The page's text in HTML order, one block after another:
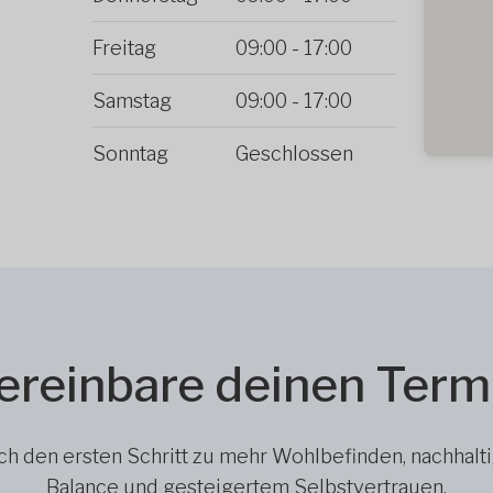
Freitag 09:00 - 17:00
Samstag 09:00 - 17:00
Sonntag Geschlossen
deinen
den ersten Schritt zu mehr Wohlbefinden,
Balance und gesteigertem Selbstvertrauen.